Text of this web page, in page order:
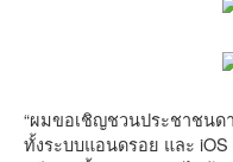
“ผมขอเชิญชวนประชาชนด
ทั้งระบบแอนดรอย และ